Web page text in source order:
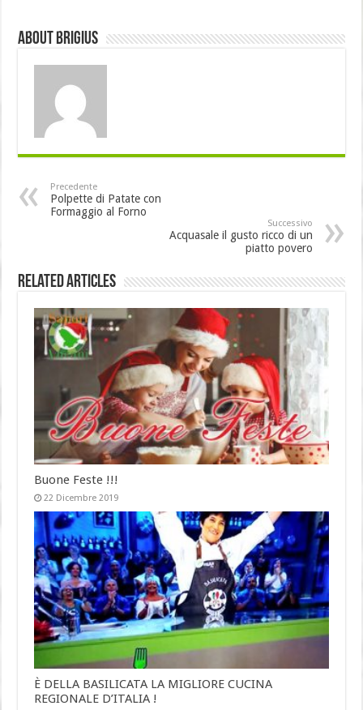
About brigius
Precedente
Polpette di Patate con
Formaggio al Forno
Successivo
Acquasale il gusto ricco di un
piatto povero
Related Articles
Buone Feste !!!
22 Dicembre 2019
È DELLA BASILICATA LA MIGLIORE CUCINA
REGIONALE D’ITALIA !